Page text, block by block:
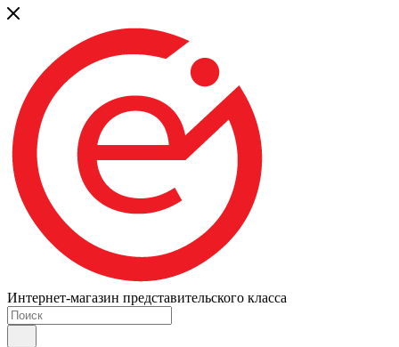
Интернет-магазин представительского класса